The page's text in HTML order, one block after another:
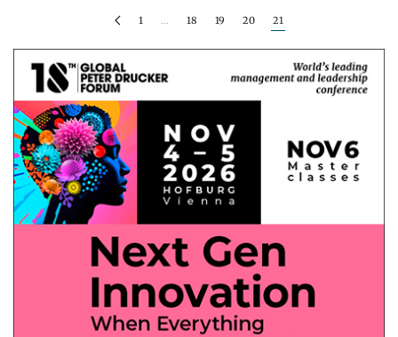
1 18 19 20 21